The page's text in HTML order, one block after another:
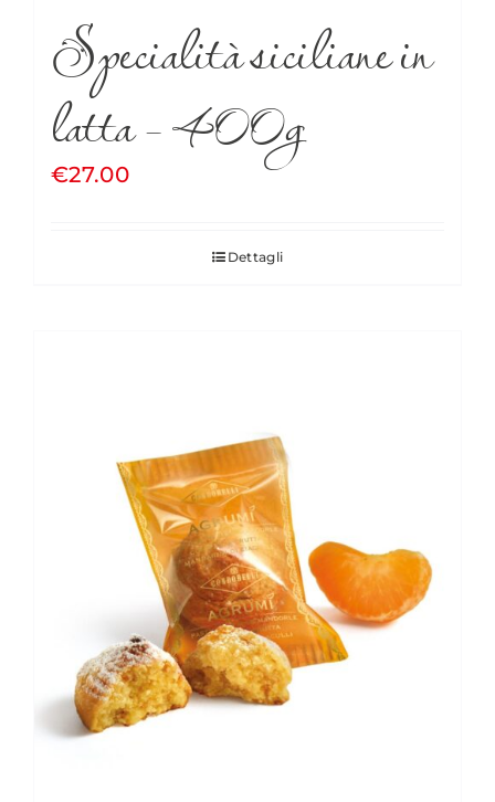
Specialità siciliane in
latta – 400g
€27.00
Dettagli